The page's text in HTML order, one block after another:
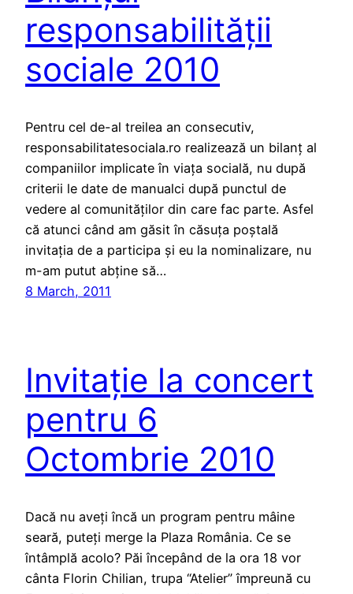
responsabilității
sociale 2010
Pentru cel de-al treilea an consecutiv,
responsabilitatesociala.ro realizează un bilanț al
companiilor implicate în viața socială, nu după
criterii le date de manualci după punctul de
vedere al comunităților din care fac parte. Asfel
că atunci când am găsit în căsuța poștală
invitația de a participa și eu la nominalizare, nu
m-am putut abține să…
8 March, 2011
Invitație la concert
pentru 6
Octombrie 2010
Dacă nu aveți încă un program pentru mâine
seară, puteți merge la Plaza România. Ce se
întâmplă acolo? Păi începând de la ora 18 vor
cânta Florin Chilian, trupa “Atelier” împreună cu